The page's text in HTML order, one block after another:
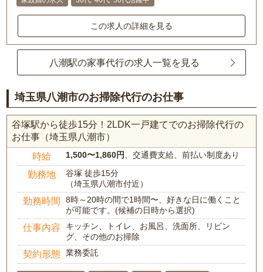
この求人の詳細を見る
八潮駅の家事代行の求人一覧を見る
埼玉県八潮市のお掃除代行のお仕事
谷塚駅から徒歩15分！2LDK一戸建てでのお掃除代行の
お仕事（埼玉県八潮市）
時給 1,500〜1,860円 、交通費支給、前払い制度あり
勤務地
谷塚 徒歩15分
（埼玉県八潮市付近）
勤務時間
8時～20時の間で1時間〜、好きな日に働くこと
が可能です。(候補の日時から選択)
仕事内容
キッチン、トイレ、お風呂、洗面所、リビン
グ、その他のお掃除
契約形態 業務委託